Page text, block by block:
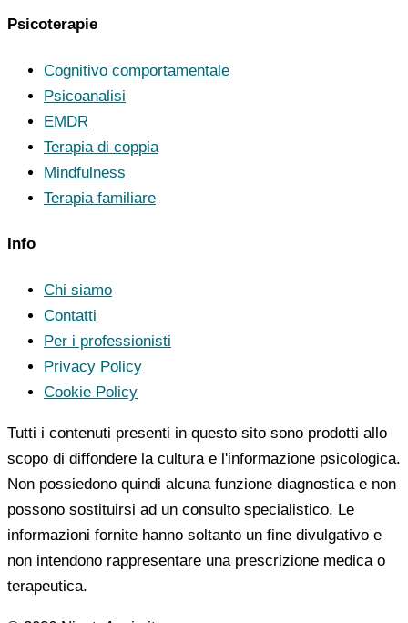
Psicoterapie
Cognitivo comportamentale
Psicoanalisi
EMDR
Terapia di coppia
Mindfulness
Terapia familiare
Info
Chi siamo
Contatti
Per i professionisti
Privacy Policy
Cookie Policy
Tutti i contenuti presenti in questo sito sono prodotti allo
scopo di diffondere la cultura e l'informazione psicologica.
Non possiedono quindi alcuna funzione diagnostica e non
possono sostituirsi ad un consulto specialistico. Le
informazioni fornite hanno soltanto un fine divulgativo e
non intendono rappresentare una prescrizione medica o
terapeutica.